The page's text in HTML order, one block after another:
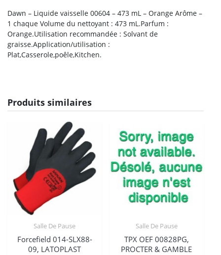
Dawn – Liquide vaisselle 00604 – 473 mL – Orange Arôme –
1 chaque Volume du nettoyant : 473 mL.Parfum :
Orange.Utilisation recommandée : Solvant de
graisse.Application/utilisation :
Plat,Casserole,poêle,Kitchen.
Produits similaires
Salle De Pause
Forcefield 014-SLX88-
09, LATOPLAST
Salle De Pause
TPX OEF 00828PG,
PROCTER & GAMBLE